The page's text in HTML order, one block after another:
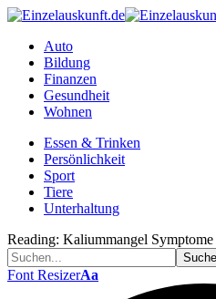
Auto
Bildung
Finanzen
Gesundheit
Wohnen
Essen & Trinken
Persönlichkeit
Sport
Tiere
Unterhaltung
Reading: Kaliummangel
Font ResizerAa